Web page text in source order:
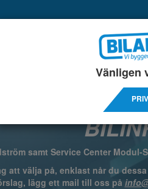
COLORGLO
/ ALKOLÅS
samt Service Center
att välja på, enklast når du
lägg ett mail till oss på
Vänligen